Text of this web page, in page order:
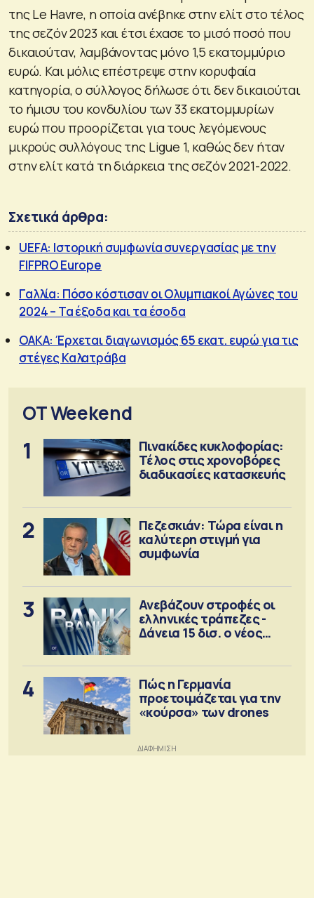
της Le Havre, η οποία ανέβηκε στην ελίτ στο τέλος
της σεζόν 2023 και έτσι έχασε το μισό ποσό που
δικαιούταν, λαμβάνοντας μόνο 1,5 εκατομμύριο
ευρώ. Και μόλις επέστρεψε στην κορυφαία
κατηγορία, ο σύλλογος δήλωσε ότι δεν δικαιούται
το ήμισυ του κονδυλίου των 33 εκατομμυρίων
ευρώ που προορίζεται για τους λεγόμενους
μικρούς συλλόγους της Ligue 1, καθώς δεν ήταν
στην ελίτ κατά τη διάρκεια της σεζόν 2021-2022.
Σχετικά άρθρα:
UEFA: Ιστορική συμφωνία συνεργασίας με την
FIFPRO Europe
Γαλλία: Πόσο κόστισαν οι Ολυμπιακοί Αγώνες του
2024 – Τα έξοδα και τα έσοδα
OAKA: Έρχεται διαγωνισμός 65 εκατ. ευρώ για τις
στέγες Καλατράβα
OT Weekend
1
Πινακίδες κυκλοφορίας:
Τέλος στις χρονοβόρες
διαδικασίες κατασκευής
2
Πεζεσκιάν: Τώρα είναι η
καλύτερη στιγμή για
συμφωνία
3
Ανεβάζουν στροφές οι
ελληνικές τράπεζες -
Δάνεια 15 δισ. ο νέος
4
Πώς η Γερμανία
προετοιμάζεται για την
«κούρσα» των drones